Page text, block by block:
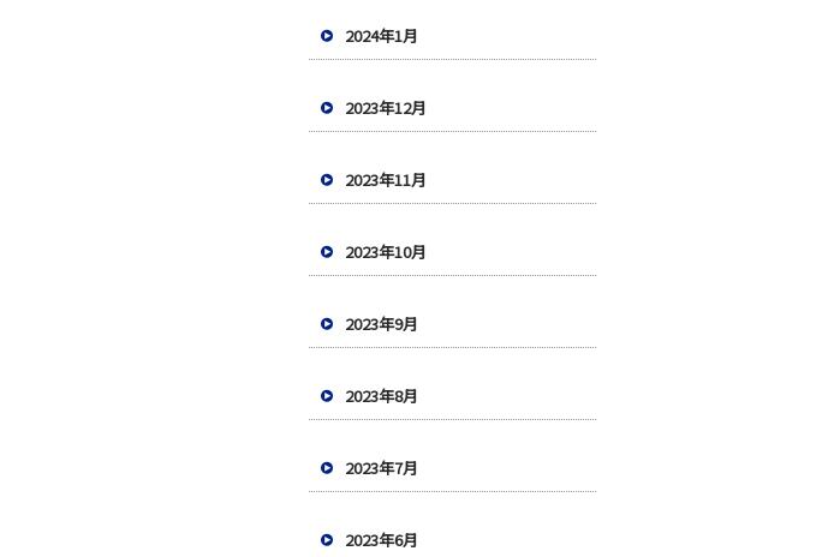
2024年1月
2023年12月
2023年11月
2023年10月
2023年9月
2023年8月
2023年7月
2023年6月